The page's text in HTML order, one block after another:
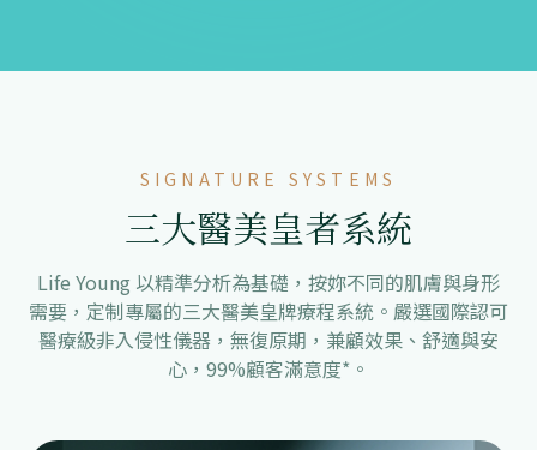
SIGNATURE SYSTEMS
三大醫美皇者系統
Life Young 以精準分析為基礎，按妳不同的肌膚與身形
需要，定制專屬的三大醫美皇牌療程系統。嚴選國際認可
醫療級非入侵性儀器，無復原期，兼顧效果、舒適與安
心，99%顧客滿意度⁠*。